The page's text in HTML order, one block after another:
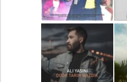
دانلود آهنگ جدید فرزاد
فرزین بنام آتیش